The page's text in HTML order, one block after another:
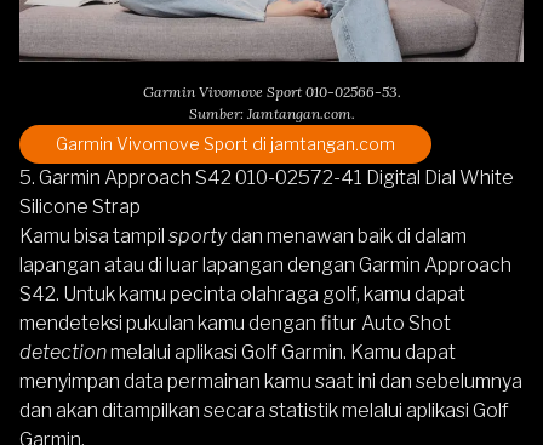
Garmin Vivomove Sport 010-02566-53.
Sumber: Jamtangan.com.
Garmin Vivomove Sport di jamtangan.com
5. Garmin Approach S42 010-02572-41 Digital Dial White
Silicone Strap
Kamu bisa tampil sportydan menawan baik di dalam
lapangan atau di luar lapangan dengan Garmin Approach
S42. Untuk kamu pecinta olahraga golf, kamu dapat
mendeteksi pukulan kamu dengan fitur Auto Shot
detectionmelalui aplikasi Golf Garmin. Kamu dapat
menyimpan data permainan kamu saat ini dan sebelumnya
dan akan ditampilkan secara statistik melalui aplikasi Golf
Garmin.